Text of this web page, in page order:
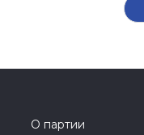
О партии